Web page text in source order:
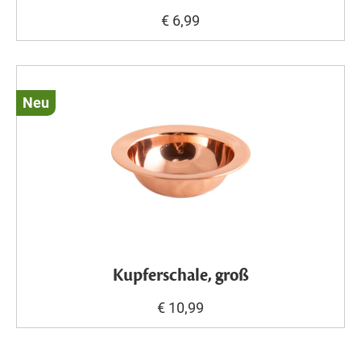
€ 6,99
Neu
Kupferschale, groß
€ 10,99